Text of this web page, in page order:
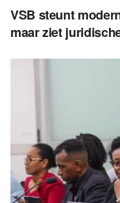
VSB steunt
maar ziet